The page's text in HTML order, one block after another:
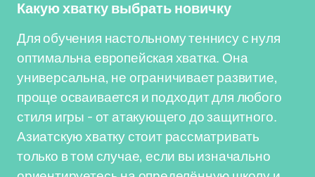
Какую хватку выбрать новичку
Для обучения настольному теннису с нуля
оптимальна европейская хватка. Она
универсальна, не ограничивает развитие,
проще осваивается и подходит для любого
стиля игры - от атакующего до защитного.
Азиатскую хватку стоит рассматривать
только в том случае, если вы изначально